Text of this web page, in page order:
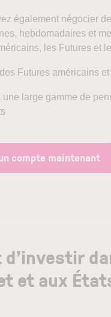
également négocier
hebdomadaires et
les Futures et
Futures américains
une large gamme de
compte maintenant
d’investir
et aux